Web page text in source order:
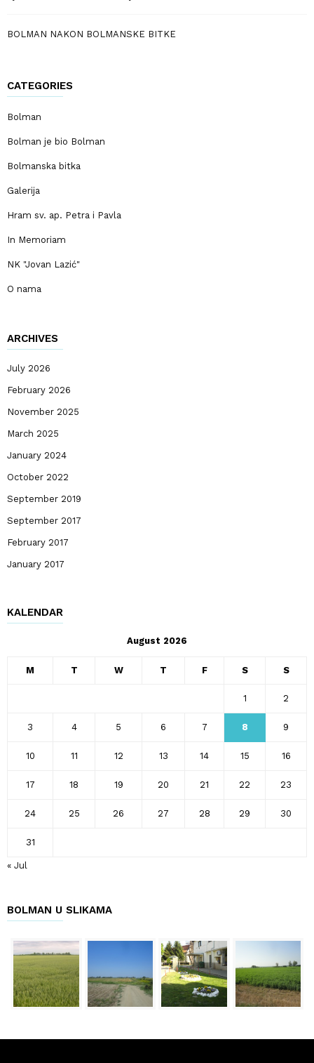
BOLMAN NAKON BOLMANSKE BITKE
CATEGORIES
Bolman
Bolman je bio Bolman
Bolmanska bitka
Galerija
Hram sv. ap. Petra i Pavla
In Memoriam
NK "Jovan Lazić"
O nama
ARCHIVES
July 2026
February 2026
November 2025
March 2025
January 2024
October 2022
September 2019
September 2017
February 2017
January 2017
KALENDAR
August 2026
M T W T F S S
1 2
3 4 5 6 7 8 9
10 11 12 13 14 15 16
17 18 19 20 21 22 23
24 25 26 27 28 29 30
31
« Jul
BOLMAN U SLIKAMA